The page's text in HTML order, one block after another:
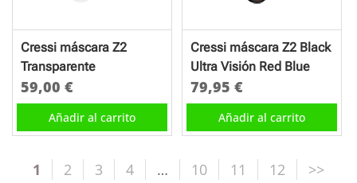
Cressi máscara Z2
Transparente
59,00 €
Añadir al carrito
Cressi máscara Z2 Black
Ultra Visión Red Blue
79,95€
Añadir al carrito
1 2 3 4 … 10 11 12